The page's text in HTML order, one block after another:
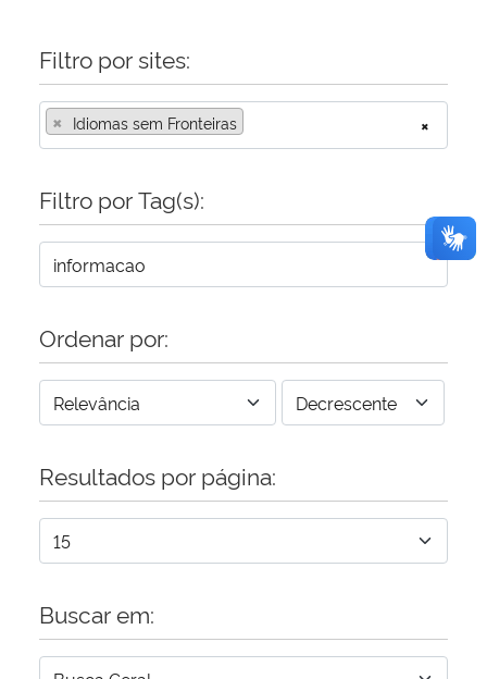
Gabinete de Segurança Institucional
Advocacia-Geral da União
Banco Central do Brasil
Filtro por sites:
×
× Idiomas sem Fronteiras
Filtro por Tag(s):
Ordenar por:
Resultados por página:
Buscar em: